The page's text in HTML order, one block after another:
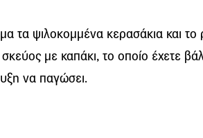
τα ψιλοκομμένα κερασάκια και το
με καπάκι, το οποίο έχετε
να παγώσει.